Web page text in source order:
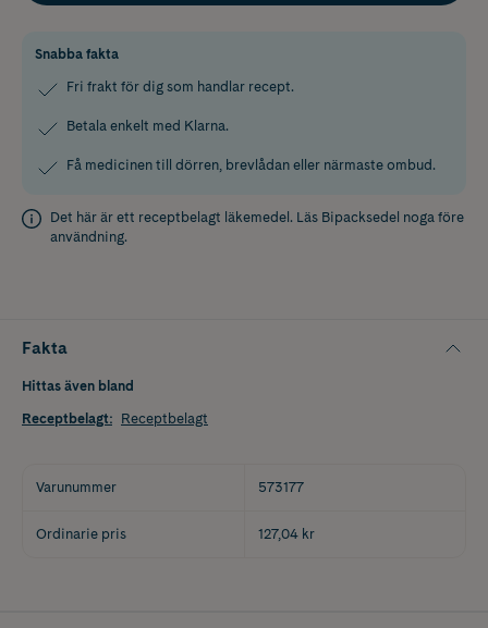
Snabba fakta
Fri frakt för dig som handlar recept.
Betala enkelt med Klarna.
Få medicinen till dörren, brevlådan eller närmaste ombud.
Det här är ett receptbelagt läkemedel. Läs Bipacksedel noga före
användning.
Fakta
Hittas även bland
Receptbelagt: Receptbelagt
Varunummer 573177
Ordinarie pris 127,04 kr